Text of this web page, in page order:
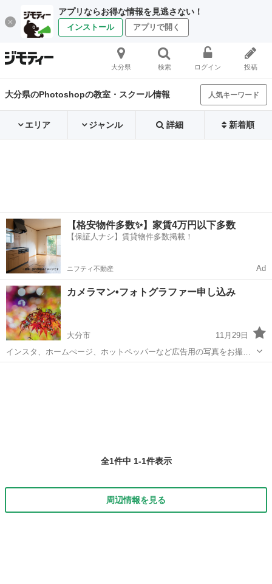
アプリならお得な情報を見逃さない！
インストール アプリで開く
大分県 検索 ログイン 投稿
大分県のPhotoshopの教室・スクール情報 人気キーワード
エリア ジャンル 詳細 新着順
【格安物件多数✨】家賃4万円以下多数
【保証人ナシ】賃貸物件多数掲載！
ニフティ不動産 Ad
カメラマン•フォトグラファー申し込み
大分市
11月29日
インスタ、ホームぺージ、ホットペッパーなど広告用の写真をお撮り
します。美容室の写真でも旅館の写真でも料理でもなんでも承りま
全1件中 1-1件表示
周辺情報を見る